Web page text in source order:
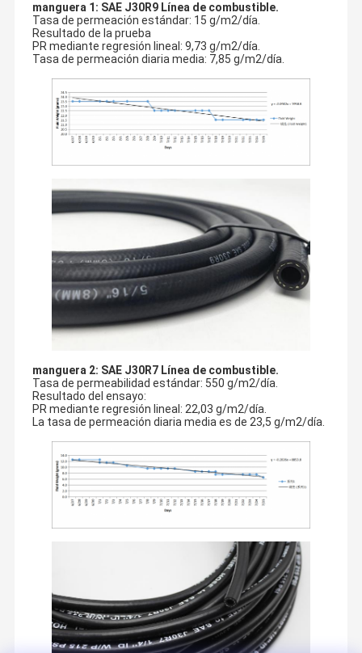
Hogar Productos Videos
Sobre
Nosotros
manguera 1: SAE J30R9 Línea de combustible.
Tasa de permeación estándar: 15 g/m2/día.
Resultado de la prueba
PR mediante regresión lineal: 9,73 g/m2/día.
Tasa de permeación diaria media: 7,85 g/m2/día.
manguera 2: SAE J30R7 Línea de combustible.
Tasa de permeabilidad estándar: 550 g/m2/día.
Resultado del ensayo:
PR mediante regresión lineal: 22,03 g/m2/día.
La tasa de permeación diaria media es de 23,5 g/m2/día.
Como Director de producto industrial, buscamos para una
manguera ideal, cumplimos todos nuestros requisitos en las
mangueras, que significa durable, flexible y fuerte
Entonces, lo encontramos, Paishun, el grupo de la manguera de